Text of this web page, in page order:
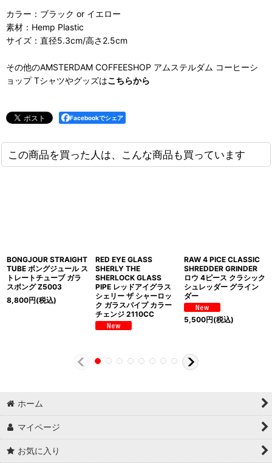
カラー：ブラック or イエロー
素材：Hemp Plastic
サイズ：直径5.3cm/高さ2.5cm
その他のAMSTERDAM COFFEESHOP アムステルダム コーヒーシ
ョップ Tシャツやグッズはこちらから
Facebookでシェア
この商品を買った人は、こんな商品も買っています
BONGJOUR STRAIGHT
TUBE ボングジュール ス
トレートチューブ ガラ
スボング Z5003
8,800円(税込)
RED EYE GLASS
SHERLY THE
SHERLOCK GLASS
PIPE レッドアイグラス
シェリー ザ シャーロッ
ク ガラスパイプ カラー
チェンジ 2110CC
RAW 4 PICE CLASSIC
SHREDDER GRINDER
ロウ 4ピース クラシック
シュレッダー グライン
ダー
5,500円(税込)
ホーム
マイページ
お気に入り